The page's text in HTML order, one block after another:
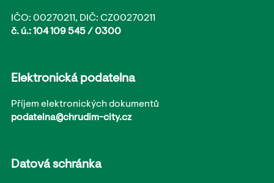
IČO: 00270211, DIČ: CZ00270211
č. ú.: 104 109 545 / 0300
Elektronická podatelna
Příjem elektronických dokumentů
podatelna@chrudim-city.cz
Datová schránka